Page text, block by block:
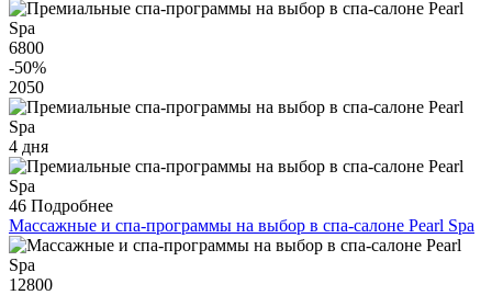
6800
-50%
2050
4 дня
46 Подробнее
Массажные и спа-программы на выбор в спа-салоне Pearl Spa
12800